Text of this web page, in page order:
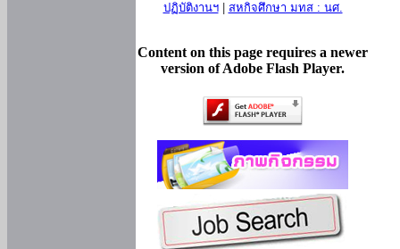
ปฏิบัติงานฯ| สหกิจศึกษา มทส : นศ.
Content on this page requires a newer
version of Adobe Flash Player.